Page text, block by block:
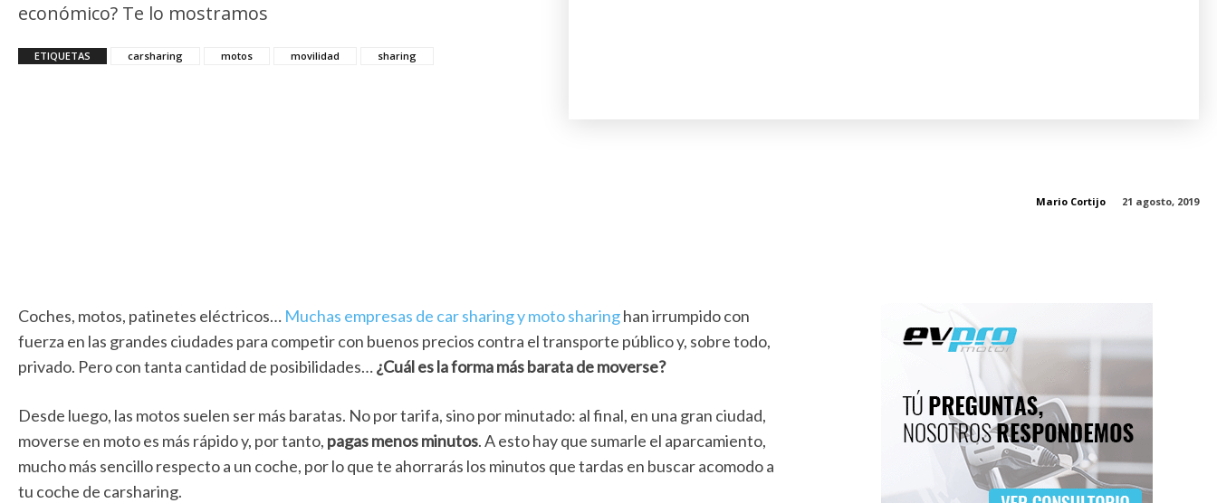
económico? Te lo mostramos
ETIQUETAS carsharing motos movilidad sharing
21 agosto, 2019
Mario Cortijo
Coches, motos, patinetes eléctricos… Muchas empresas de car sharing y moto sharinghan irrumpido con
fuerza en las grandes ciudades para competir con buenos precios contra el transporte público y, sobre todo,
privado. Pero con tanta cantidad de posibilidades…¿Cuál es la forma más barata de moverse?
Desde luego, las motos suelen ser más baratas. No por tarifa, sino por minutado: al final, en una gran ciudad,
moverse en moto es más rápido y, por tanto, pagas menos minutos. A esto hay que sumarle el aparcamiento,
mucho más sencillo respecto a un coche, por lo que te ahorrarás los minutos que tardas en buscar acomodo a
tu coche de carsharing.